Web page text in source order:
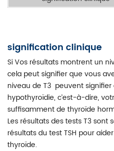
signification clinique
Si Vos résultats montrent un
cela peut signifier que vous
niveau de T3 peuvent
hypothyroïdie, c’est-à-dire,
suffisamment de thyroïde
Les résultats des tests T3
résultats du test TSH pour
thyroïde.